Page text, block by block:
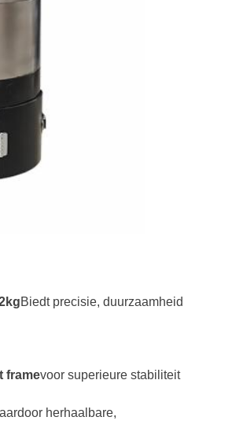
Biedt precisie, duurzaamheid
framevoor superieure stabiliteit
herhaalbare,